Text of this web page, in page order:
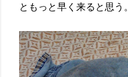
ともっと早く来ると思う。